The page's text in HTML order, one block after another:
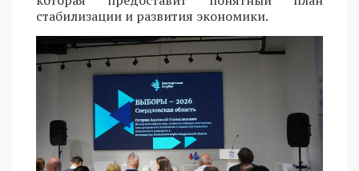
стабилизации и развития экономики.